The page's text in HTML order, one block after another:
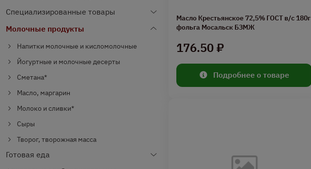
Специализированные товары
Молочные продукты
Напитки молочные и кисломолочные
Йогуртные и молочные десерты
Сметана*
Масло, маргарин
Молоко и сливки*
Сыры
Творог, творожная масса
Готовая еда
Масло Крестьянское 72,5% ГОСТ в/с 180г
фольга Мосальск БЗМЖ
176.50 ₽
Подробнее о товаре